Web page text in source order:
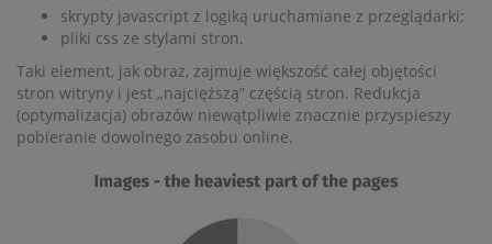
skrypty javascript z logiką uruchamiane z przeglądarki;
pliki css ze stylami stron.
Taki element, jak obraz, zajmuje większość całej objętości
stron witryny i jest „najcięższą” częścią stron. Redukcja
(optymalizacja) obrazów niewątpliwie znacznie przyspieszy
pobieranie dowolnego zasobu online.